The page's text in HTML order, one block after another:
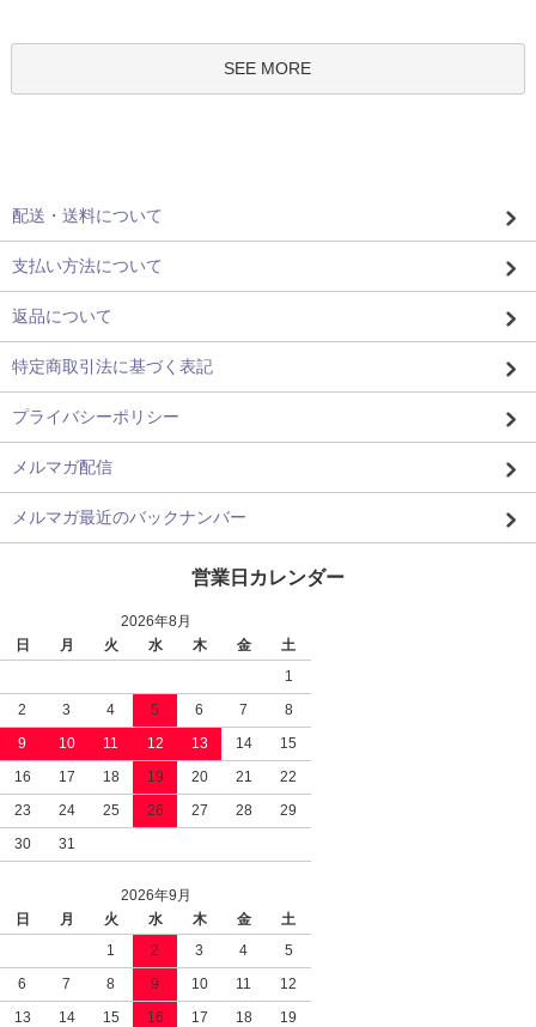
SEE MORE
配送・送料について
支払い方法について
返品について
特定商取引法に基づく表記
プライバシーポリシー
メルマガ配信
メルマガ最近のバックナンバー
営業日カレンダー
2026年8月
日
月 火 水 木 金
土
1
2
3 4 5 6 7
8
9
10 11 12 13 14
15
16
17 18 19 20 21
22
23
24 25 26 27 28
29
30
31
2026年9月
日
月 火 水 木 金
土
1
2 3 4
5
6
7 8 9 10 11
12
13
14 15 16 17 18
19